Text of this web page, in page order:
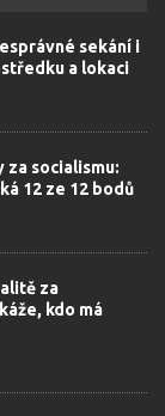
sekání i
a lokaci
za socialismu:
12 ze 12 bodů
za
kdo má